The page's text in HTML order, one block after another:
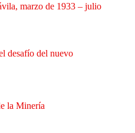
marzo de 1933 – julio
desafío del nuevo
la Minería